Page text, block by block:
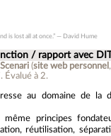
is lost all at once.” ― David Hume
/ rapport avec
(site web personnel ,
. Évalué à 2.
au domaine de la
même principes
réutilisation,